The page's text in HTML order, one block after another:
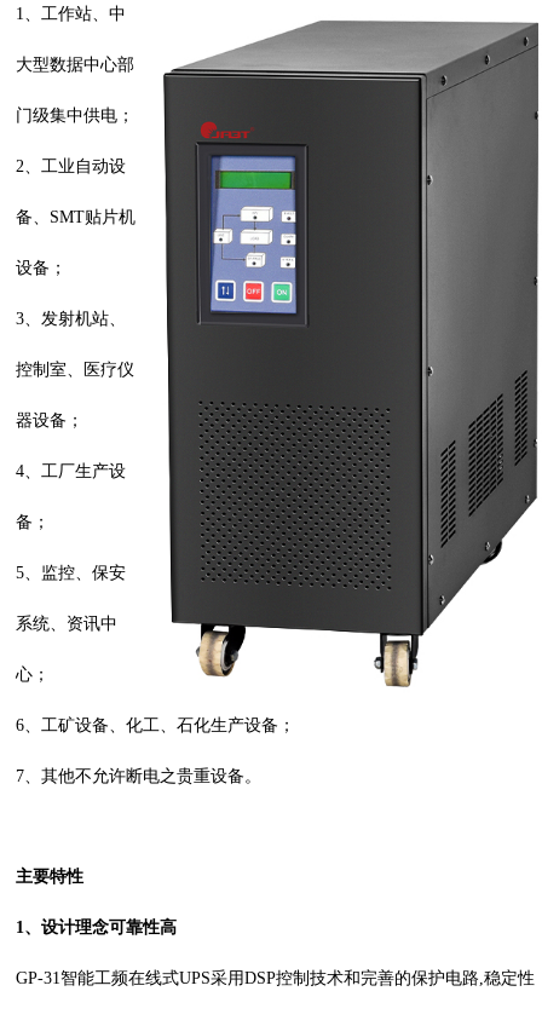
1、工作站、中
大型数据中心部
门级集中供电；
2、工业自动设
备、SMT贴片机
设备；
3、发射机站、
控制室、医疗仪
器设备；
4、工厂生产设
备；
5、监控、保安
系统、资讯中
心；
6、工矿设备、化工、石化生产设备；
7、其他不允许断电之贵重设备。
主要特性
1、 设计理念可靠性高
GP-31智能工频在线式UPS采用DSP控制技术和完善的保护电路,稳定性